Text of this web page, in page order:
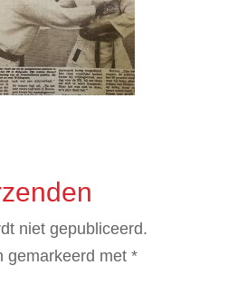
niet gepubliceerd.
gemarkeerd met *